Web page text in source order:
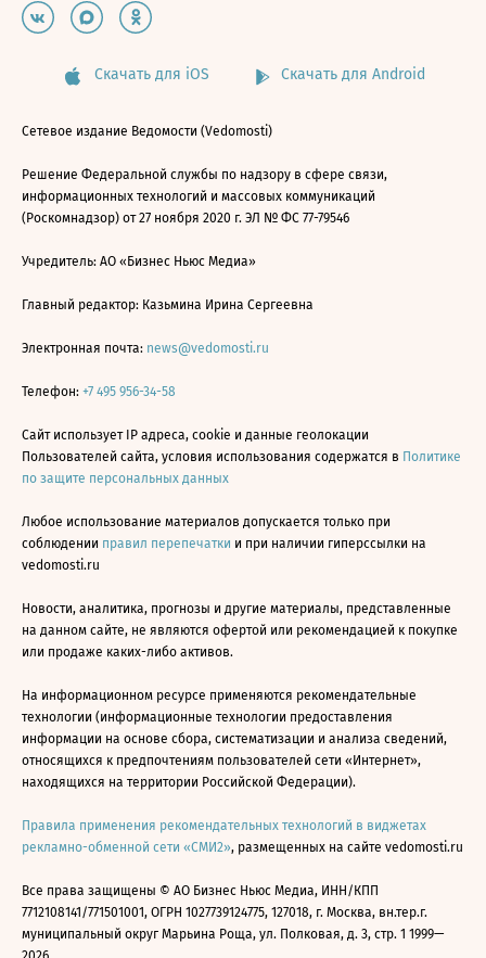
Скачать для iOS Скачать для Android
Сетевое издание Ведомости (Vedomosti)
Решение Федеральной службы по надзору в сфере связи,
информационных технологий и массовых коммуникаций
(Роскомнадзор) от 27 ноября 2020 г. ЭЛ № ФС 77-79546
Учредитель: АО «Бизнес Ньюс Медиа»
Главный редактор: Казьмина Ирина Сергеевна
Электронная почта: news@vedomosti.ru
Телефон: +7 495 956-34-58
Сайт использует IP адреса, cookie и данные геолокации
Пользователей сайта, условия использования содержатся в Политике
по защите персональных данных
Любое использование материалов допускается только при
соблюдении правил перепечатки и при наличии гиперссылки на
vedomosti.ru
Новости, аналитика, прогнозы и другие материалы, представленные
на данном сайте, не являются офертой или рекомендацией к покупке
или продаже каких-либо активов.
На информационном ресурсе применяются рекомендательные
технологии (информационные технологии предоставления
информации на основе сбора, систематизации и анализа сведений,
относящихся к предпочтениям пользователей сети «Интернет»,
находящихся на территории Российской Федерации).
Правила применения рекомендательных технологий в виджетах
рекламно-обменной сети «СМИ2», размещенных на сайте vedomosti.ru
Все права защищены © АО Бизнес Ньюс Медиа, ИНН/КПП
7712108141/771501001, ОГРН 1027739124775, 127018, г. Москва, вн.тер.г.
муниципальный округ Марьина Роща, ул. Полковая, д. 3, стр. 1 1999—